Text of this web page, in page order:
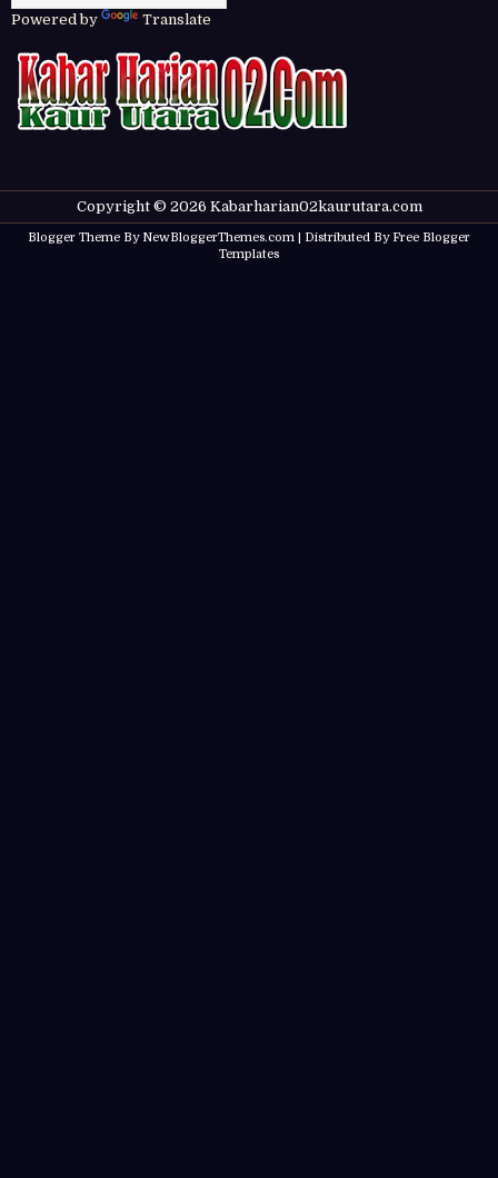
Powered by Translate
Copyright © 2026 Kabarharian02kaurutara.com
Blogger Theme By NewBloggerThemes.com | Distributed ByFree Blogger
Templates